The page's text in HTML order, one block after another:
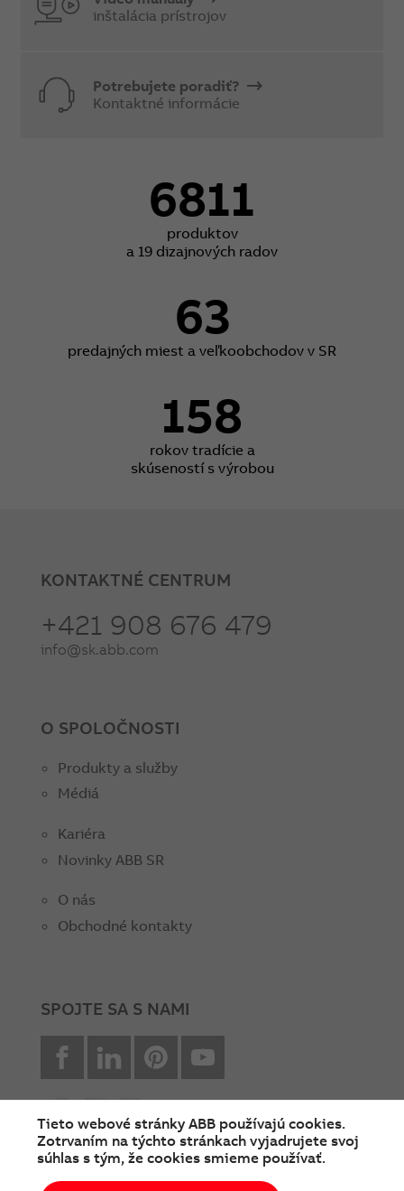
inštalácia prístrojov
Potrebujete poradiť?
Kontaktné informácie
6811
produktov
a 19 dizajnových radov
63
predajných miest a veľkoobchodov v SR
158
rokov tradície a
skúseností s výrobou
KONTAKTNÉ CENTRUM
+421 908 676 479
info@sk.abb.com
O SPOLOČNOSTI
Produkty a služby
Médiá
Kariéra
Novinky ABB SR
O nás
Obchodné kontakty
SPOJTE SA S NAMI
facebookLinkedin Pinterest
Tieto webové stránky ABB používajú cookies.
Zotrvaním na týchto stránkach vyjadrujete svoj
súhlas s tým, že cookies smieme používať.